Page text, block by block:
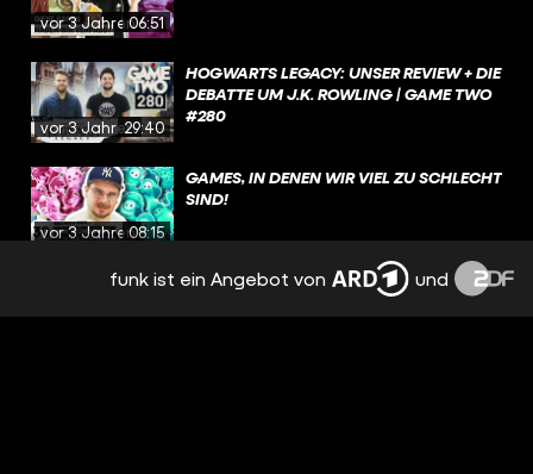
vor 3 Jahren06:51
vor 3 Jahren29:40
HOGWARTS LEGACY: UNSER REVIEW + DIE
DEBATTE UM J.K. ROWLING | GAME TWO
#280
vor 3 Jahren08:15
GAMES, IN DENEN WIR VIEL ZU SCHLECHT
SIND!
DEAD SPACE, FORSPOKEN, SPONGEBOB
SCHWAMMKOPF: THE COSMIC SHAKE |
funk ist ein Angebot von und